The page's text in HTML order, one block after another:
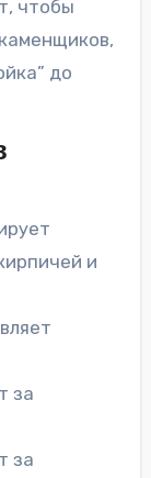
чтобы
до
и
за
за